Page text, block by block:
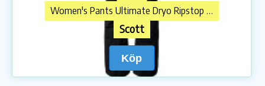
Women's Pants Ultimate Dryo Ripstop Skidbyxa
Scott
Köp